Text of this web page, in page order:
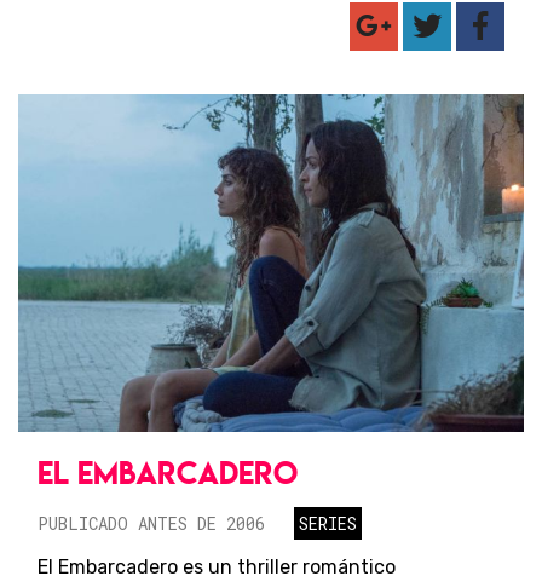
EL EMBARCADERO
PUBLICADO ANTES DE 2006
SERIES
El Embarcadero es un thriller romántico